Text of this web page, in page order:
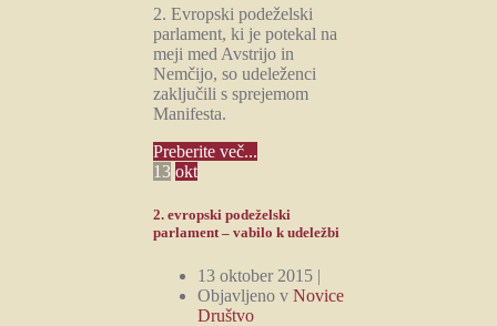
2. Evropski podeželski
parlament, ki je potekal na
meji med Avstrijo in
Nemčijo, so udeleženci
zaključili s sprejemom
Manifesta.
Preberite več...
13 okt
2. evropski podeželski
parlament – vabilo k udeležbi
13 oktober 2015 |
Objavljeno v Novice
Društvo